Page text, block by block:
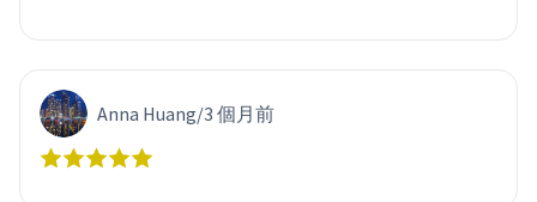
Anna Huang/3 個月前